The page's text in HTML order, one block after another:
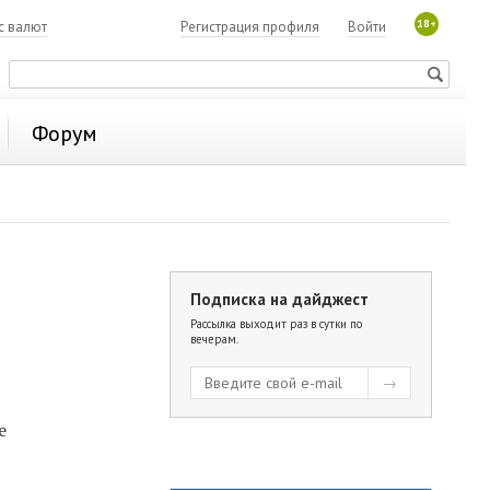
валют 18+
Войти
Регистрация профиля
Форум
Подписка на дайджест
Рассылка выходит раз в сутки по
вечерам.